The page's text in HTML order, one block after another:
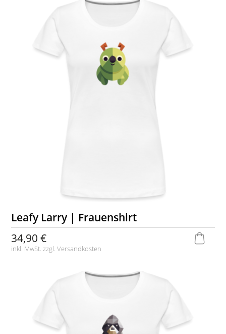
Leafy Larry | Frauenshirt
34,90 €
inkl. MwSt. zzgl.Versandkosten